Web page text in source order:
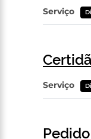
Serviço
Serviço